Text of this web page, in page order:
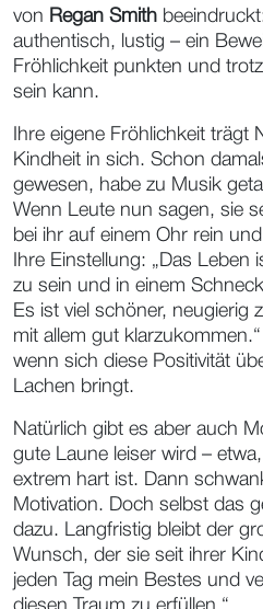
von Regan Smith
authentisch, lustig – ein
Fröhlichkeit punkten und
sein kann.
Ihre eigene Fröhlichkeit trägt
Kindheit in sich. Schon
gewesen, habe zu Musik
Wenn Leute nun sagen, sie
bei ihr auf einem Ohr rein
Ihre Einstellung: „Das Leben
zu sein und in einem
Es ist viel schöner, neugierig
mit allem gut
wenn sich diese Positivität
Lachen bringt.
Natürlich gibt es aber auch
gute Laune leiser wird –
extrem hart ist. Dann
Motivation. Doch selbst das
dazu. Langfristig bleibt der
Wunsch, der sie seit ihrer
jeden Tag mein Bestes und